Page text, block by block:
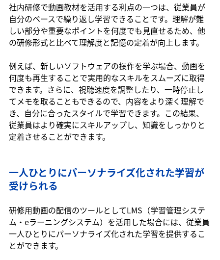
社内研修で動画教材を活用する利点の一つは、従業員が
自分のペースで繰り返し学習できることです。理解が難
しい部分や重要なポイントを何度でも見直せるため、他
の研修形式と比べて理解度と記憶の定着が向上します。
例えば、新しいソフトウェアの操作を学ぶ場合、動画を
何度も再生することで実用的なスキルをスムーズに取得
できます。さらに、視聴速度を調整したり、一時停止し
てメモを取ることもできるので、内容をより深く理解で
き、自分に合ったスタイルで学習できます。この結果、
従業員はより確実にスキルアップし、知識をしっかりと
定着させることができます。
一人ひとりにパーソナライズ化された学習が
受けられる
研修用動画の配信のツールとしてLMS（学習管理システ
ム・eラーニングシステム）を活用した場合には、従業員
一人ひとりにパーソナライズ化された学習を提供するこ
とができます。